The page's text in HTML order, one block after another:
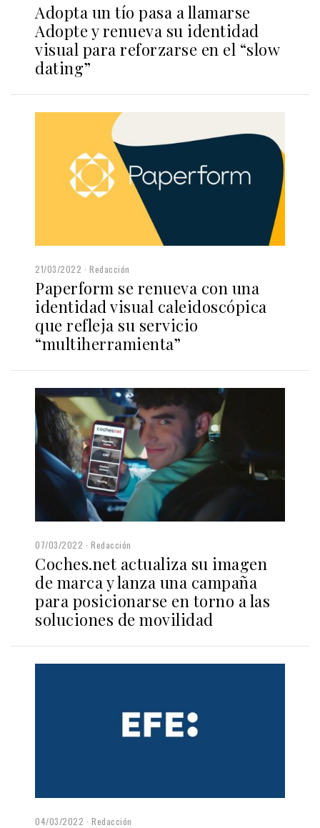
Adopta un tío pasa a llamarse
Adopte y renueva su identidad
visual para reforzarse en el “slow
dating”
21/03/2022 Redacción
Paperform se renueva con una
identidad visual caleidoscópica
que refleja su servicio
“multiherramienta”
07/03/2022 Redacción
Coches.net actualiza su imagen
de marca y lanza una campaña
para posicionarse en torno a las
soluciones de movilidad
04/03/2022 Redacción